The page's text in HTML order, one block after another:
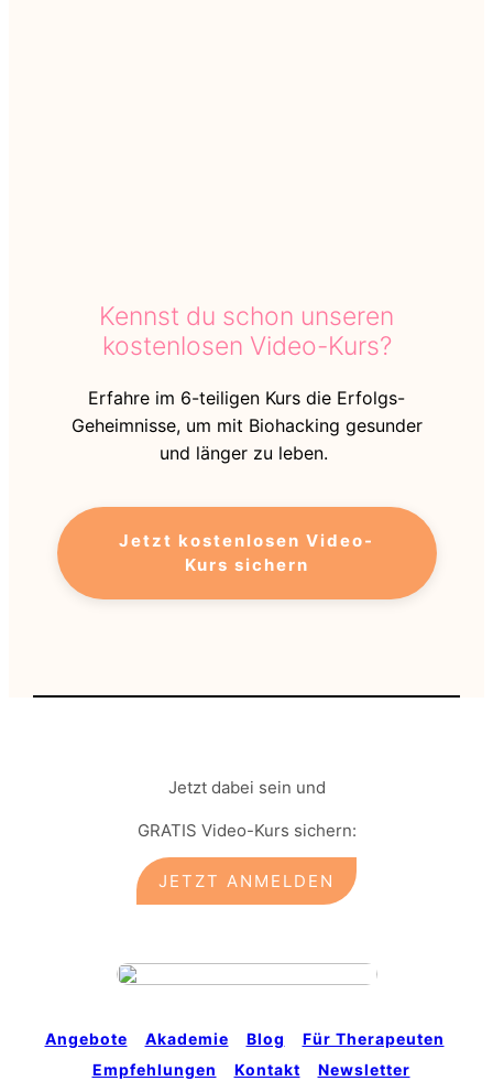
Kennst du schon unseren
kostenlosen Video-Kurs?
Erfahre im 6-teiligen Kurs die Erfolgs-
Geheimnisse, um mit Biohacking gesunder
und länger zu leben.
Jetzt kostenlosen Video-
Kurs sichern
Angebote Akademie Blog
Für Therapeuten
Empfehlungen
Kontakt Newsletter
Jetzt dabei sein und
GRATIS Video-Kurs sichern:
JETZT ANMELDEN